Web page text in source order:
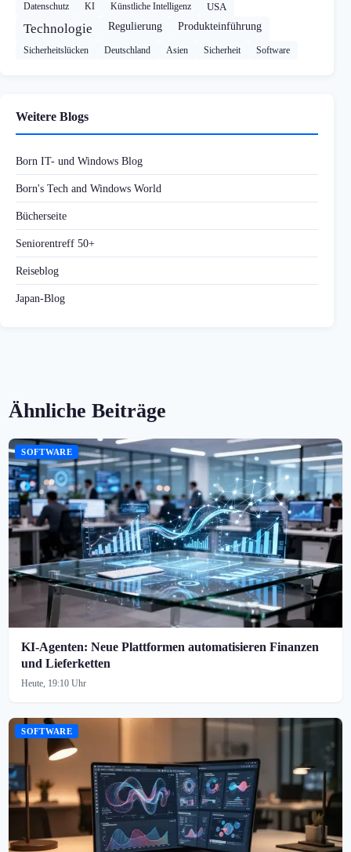
Datenschutz KI Künstliche Intelligenz USA
Technologie Regulierung Produkteinführung
Sicherheitslücken Deutschland Asien Sicherheit Software
Weitere Blogs
Born IT- und Windows Blog
Born's Tech and Windows World
Bücherseite
Seniorentreff 50+
Reiseblog
Japan-Blog
Ähnliche Beiträge
SOFTWARE
KI-Agenten: Neue Plattformen automatisieren Finanzen
und Lieferketten
Heute, 19:10 Uhr
SOFTWARE